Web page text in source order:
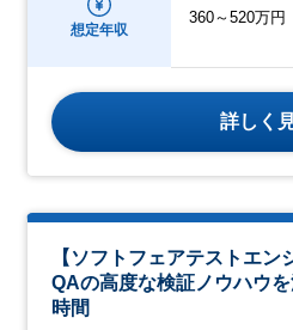
想定年収
360～520万円
詳しく
【ソフトフェアテストエ
QAの高度な検証ノウハウ
時間